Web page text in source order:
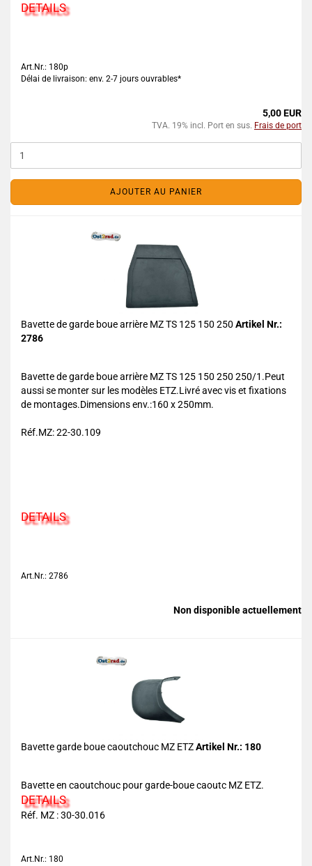
DETAILS
Art.Nr.: 180p
Délai de livraison: env. 2-7 jours ouvrables*
5,00 EUR
TVA. 19% incl. Port en sus. Frais de port
AJOUTER AU PANIER
Bavette de garde boue arrière MZ TS 125 150 250 Artikel Nr.:
2786
Bavette de garde boue arrière MZ TS 125 150 250 250/1.Peut
aussi se monter sur les modèles ETZ.Livré avec vis et fixations
de montages.Dimensions env.:160 x 250mm.
Réf.MZ: 22-30.109
DETAILS
Art.Nr.: 2786
Non disponible actuellement
Bavette garde boue caoutchouc MZ ETZArtikel Nr.: 180
Bavette en caoutchouc pour garde-boue caoutc MZ ETZ.
DETAILS
Réf. MZ : 30-30.016
Art.Nr.: 180